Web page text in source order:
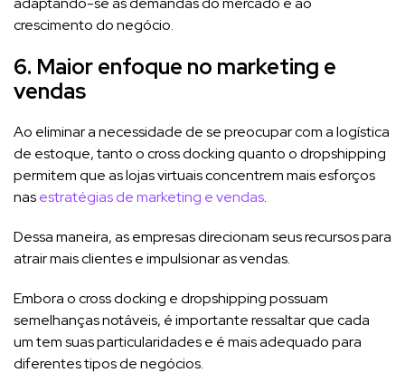
crescimento do negócio.
6. Maior enfoque no marketing e
vendas
Ao eliminar a necessidade de se preocupar com a logística
de estoque, tanto o cross docking quanto o dropshipping
permitem que as lojas virtuais concentrem mais esforços
nasestratégias de marketing e vendas.
Dessa maneira, as empresas direcionam seus recursos para
atrair mais clientes e impulsionar as vendas.
Embora o cross docking e dropshipping possuam
semelhanças notáveis, é importante ressaltar que cada
um tem suas particularidades e é mais adequado para
diferentes tipos de negócios.